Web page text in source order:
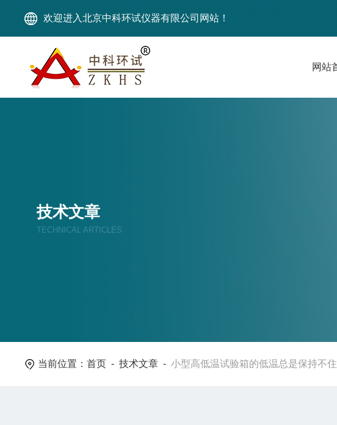
欢迎进入北京中科环试仪器有限公司网站！
网站
技术文章
TECHNICAL ARTICLES
当前位置：首页 -技术文章 -小型高低温试验箱的低温总是保持不